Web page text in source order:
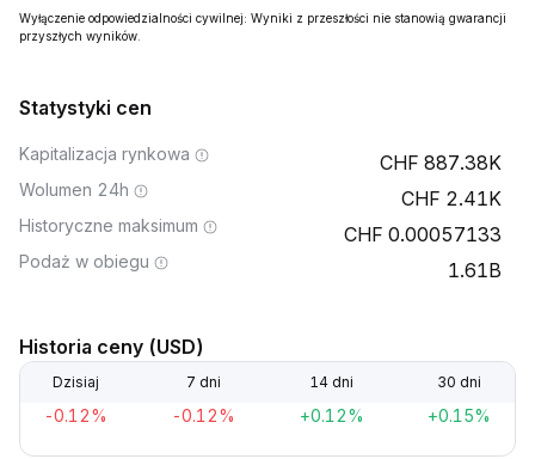
Wyłączenie odpowiedzialności cywilnej: Wyniki z przeszłości nie stanowią gwarancji
przyszłych wyników.
Statystyki cen
Kapitalizacja rynkowa 887.38K
Wolumen 24h 2.41K
Historyczne maksimum 0.00057133
Podaż w obiegu 1.61B
Historia ceny (USD)
Dzisiaj 7 dni 14 dni 30 dni
-0.12% -0.12% +0.12% +0.15%